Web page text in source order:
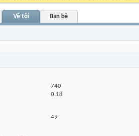
Về tôi Bạn bè
740
0.18
49